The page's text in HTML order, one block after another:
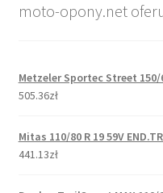
moto-opony.net
Metzeler Sportec Street 150/
505.36zł
Mitas 110/80 R 19 59V
441.13zł